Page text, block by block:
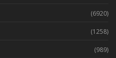
(6920)
(1258)
(989)